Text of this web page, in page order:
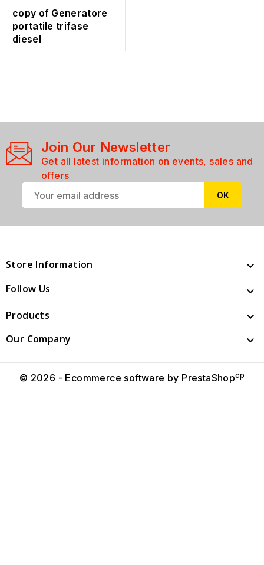
copy of Generatore
portatile trifase
diesel
Join Our Newsletter
Get all latest information on events, sales and
offers
Store Information 
Follow Us 
Products 
Our Company 
© 2026 - Ecommerce software by PrestaShopcp